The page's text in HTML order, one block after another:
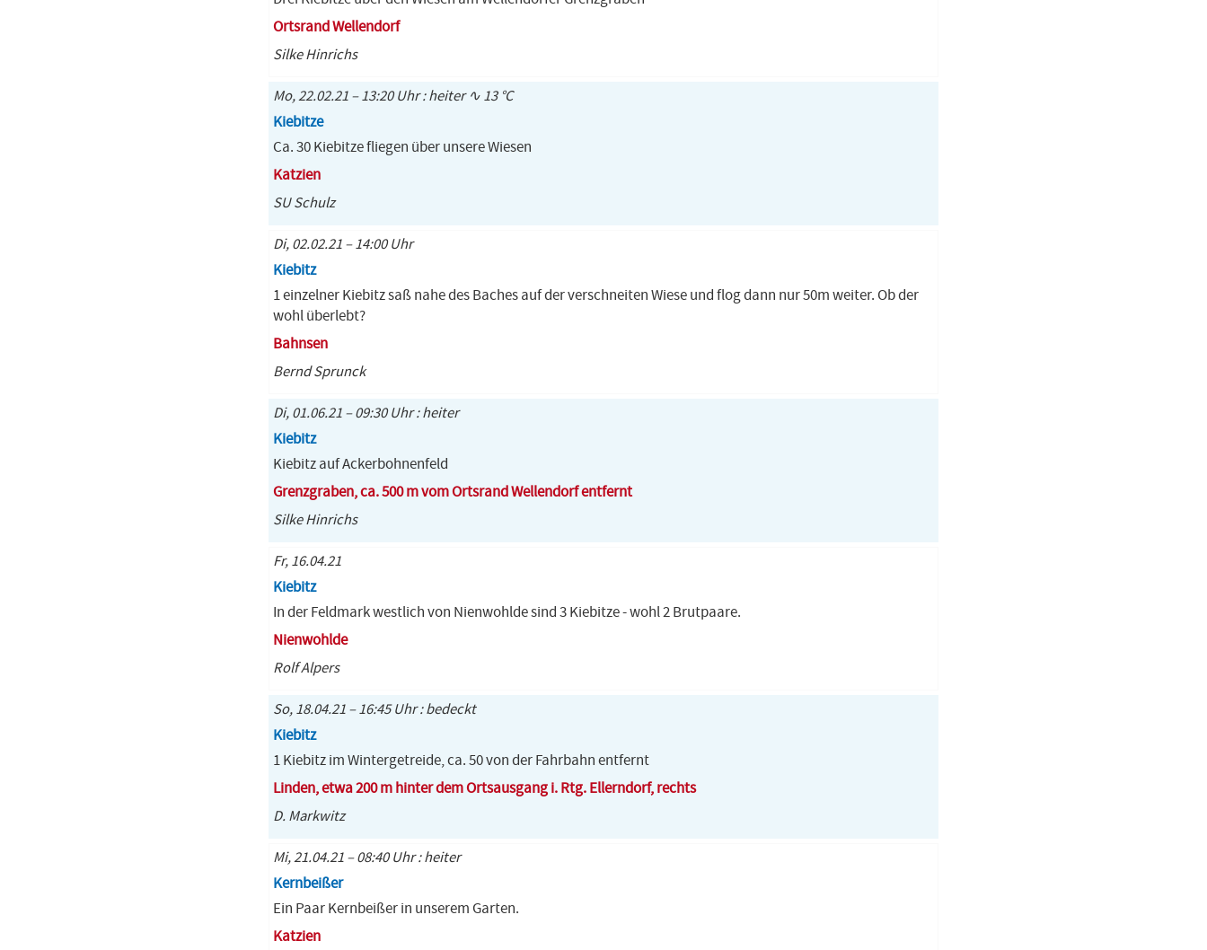
Ortsrand Wellendorf
Silke Hinrichs
Mo, 22.02.21 – 13:20 Uhr : heiter ∿ 13 °C
Kiebitze
Ca. 30 Kiebitze fliegen über unsere Wiesen
Katzien
SU Schulz
Di, 02.02.21 – 14:00 Uhr
Kiebitz
1 einzelner Kiebitz saß nahe des Baches auf der verschneiten Wiese und flog dann nur 50m weiter. Ob der
wohl überlebt?
Bahnsen
Bernd Sprunck
Di, 01.06.21 – 09:30 Uhr : heiter
Kiebitz
Kiebitz auf Ackerbohnenfeld
Grenzgraben, ca. 500 m vom Ortsrand Wellendorf entfernt
Silke Hinrichs
Fr, 16.04.21
Kiebitz
In der Feldmark westlich von Nienwohlde sind 3 Kiebitze - wohl 2 Brutpaare.
Nienwohlde
Rolf Alpers
So, 18.04.21 – 16:45 Uhr : bedeckt
Kiebitz
1 Kiebitz im Wintergetreide, ca. 50 von der Fahrbahn entfernt
Linden, etwa 200 m hinter dem Ortsausgang i. Rtg. Ellerndorf, rechts
D. Markwitz
Mi, 21.04.21 – 08:40 Uhr : heiter
Kernbeißer
Ein Paar Kernbeißer in unserem Garten.
Katzien